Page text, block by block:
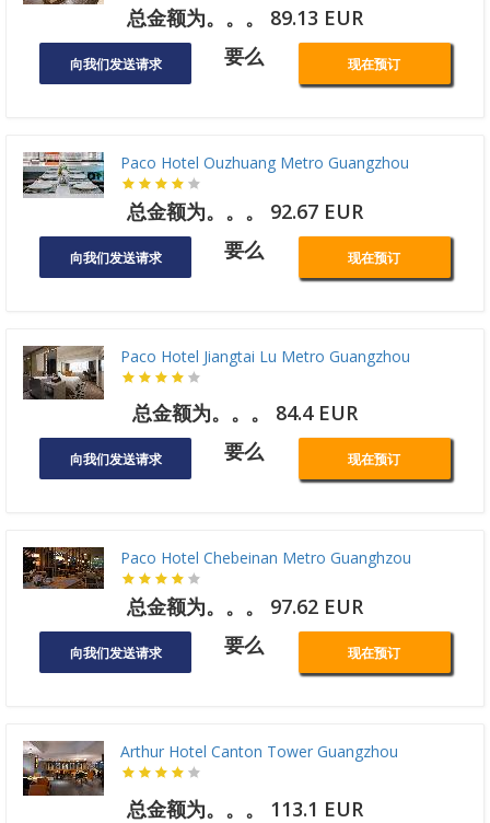
总金额为。。。 89.13 EUR
向我们发送请求 要么 现在预订
Paco Hotel Ouzhuang Metro Guangzhou
总金额为。。。 92.67 EUR
向我们发送请求 要么 现在预订
Paco Hotel Jiangtai Lu Metro Guangzhou
总金额为。。。 84.4 EUR
向我们发送请求 要么 现在预订
Paco Hotel Chebeinan Metro Guanghzou
总金额为。。。 97.62 EUR
向我们发送请求 要么 现在预订
Arthur Hotel Canton Tower Guangzhou
总金额为。。。 113.1 EUR